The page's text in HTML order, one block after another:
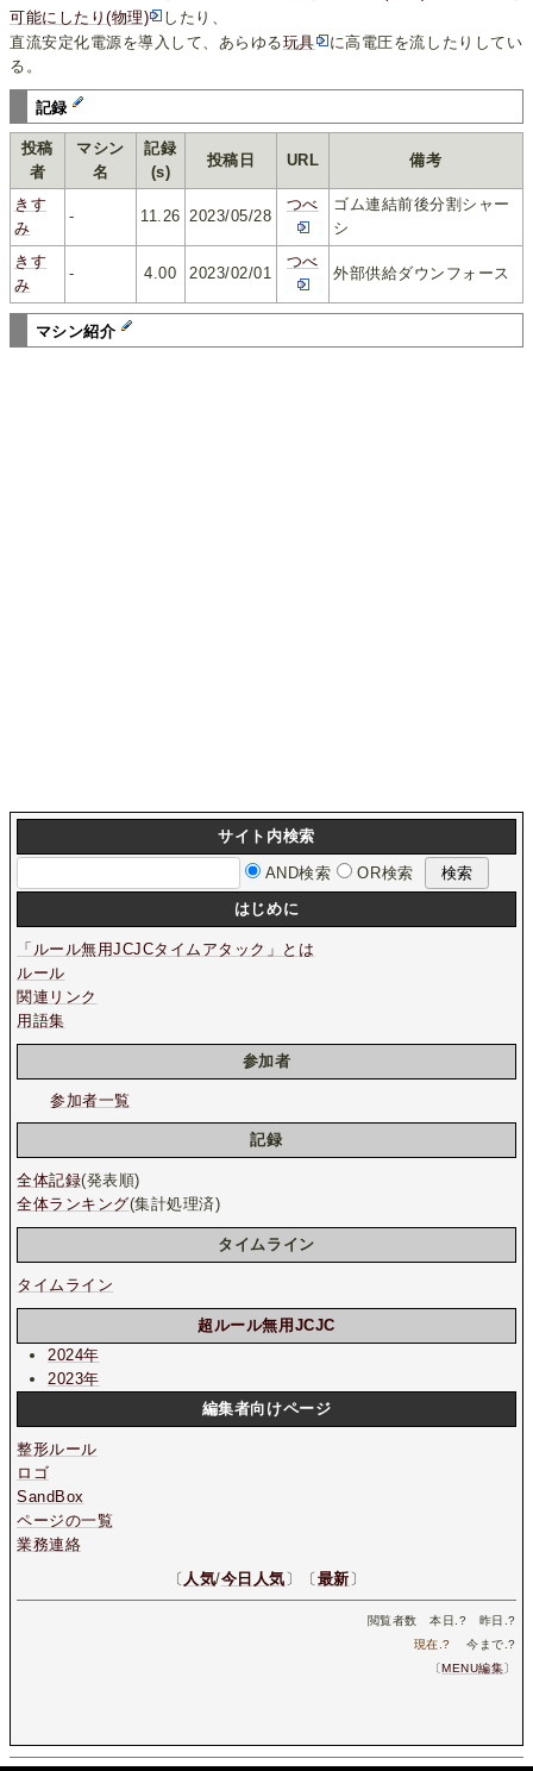
可能にしたり(物理)
したり、
直流安定化電源を導入して、あらゆる玩具
に高電圧を流したりしてい
る。
記録
投稿
者
マシン
名
記録
(s)
投稿日 URL 備考
きす
み
- 11.26 2023/05/28
つべ
ゴム連結前後分割シャー
シ
きす
み
- 4.00 2023/02/01
つべ
外部供給ダウンフォース
マシン紹介
サイト内検索
AND検索
OR検索
はじめに
「ルール無用JCJCタイムアタック」とは
ルール
関連リンク
用語集
参加者
参加者一覧
記録
全体記録(発表順)
全体ランキング(集計処理済)
タイムライン
タイムライン
超ルール無用JCJC
2024年
2023年
編集者向けページ
整形ルール
ロゴ
SandBox
ページの一覧
業務連絡
〔 人気/今日人気 〕〔 最新 〕
閲覧者数 本日.? 昨日.?
現在.? 今まで.?
〔MENU編集〕